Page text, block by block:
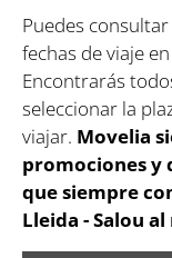
Puedes
fechas de viaje
Encontrarás
seleccionar la
viajar. Movelia
promociones y
que siempre
Lleida - Salou